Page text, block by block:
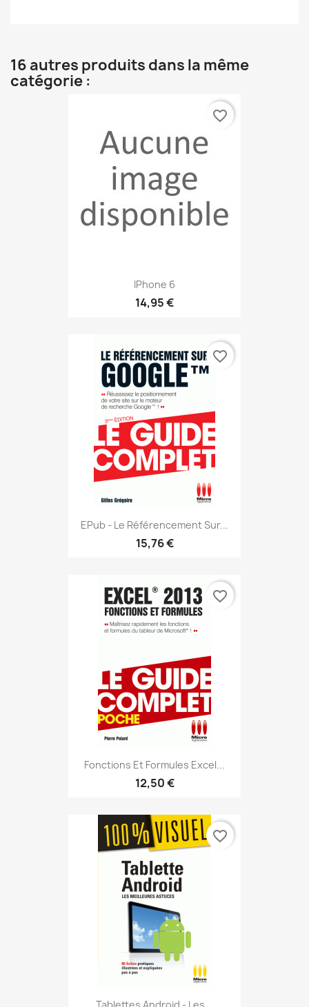
16 autres produits dans la même
catégorie :
IPhone 6
14,95 €
favorite_border
EPub - Le Référencement Sur...
15,76 €
favorite_border
Fonctions Et Formules Excel...
12,50 €
favorite_border
favorite_border